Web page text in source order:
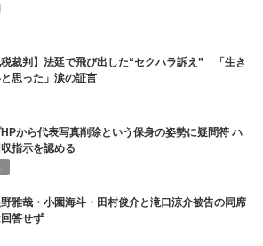
税裁判】法廷で飛び出した“セクハラ訴え” 「生き
思った」涙の証言
から代表写真削除という保身の姿勢に疑問符 ハ
指示を認める
雅哉・小園海斗・田村俊介と滝口涼介被告の同席
答せず